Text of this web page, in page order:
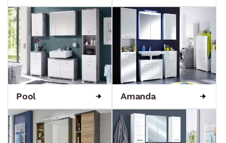
Pool Amanda